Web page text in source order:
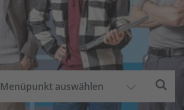
Menüpunkt auswählen